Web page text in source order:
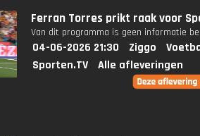
Ferran Torres prikt raak voor
Van dit programma is geen informatie
04-06-2026 21:30 Ziggo
Sporten.TV
Alle afleveringen